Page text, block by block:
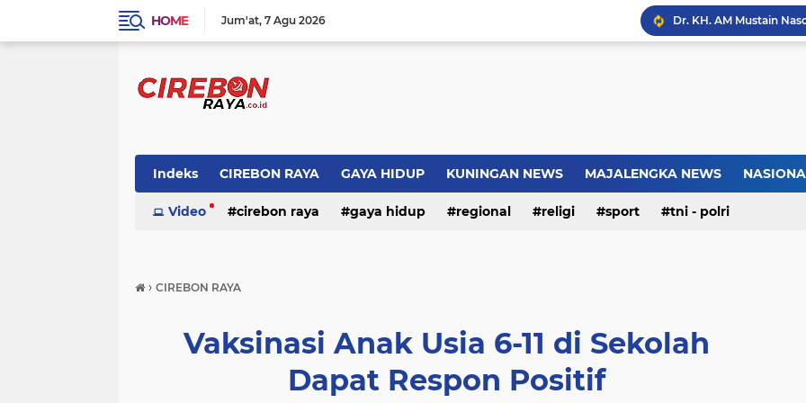
HOME Jum'at 7 Agu 2026
Warga Somogede
Indeks CIREBON RAYA GAYA HIDUP KUNINGAN NEWS MAJALENGKA NEWS
Video cirebon raya gaya hidup regional religi sport tni - polri
› CIREBON RAYA
Vaksinasi Anak Usia 6-11 di Sekolah
Dapat Respon Positif